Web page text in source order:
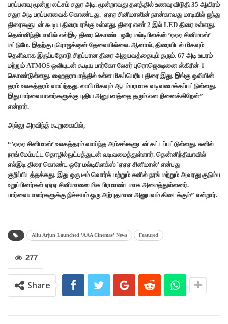
பரப்பளவு மூன்று லட்சம் சதுர அடி. மூன்றாவது தளத்தில் உணவு விடுதி 35 ஆயிரம்
சதுர அடி பரப்பளவைக் கொண்டது. ஏஏஏ சினிமாஸின் நான்காவது மாடியில் ஐந்து
திரைகளுடன் கூடிய திரையரங்கு உள்ளது. திரை எண் 2 இல் LED திரை உள்ளது.
தென்னிந்தியாவில் எல்இடி திரை கொண்ட ஒரே மல்டிபிளக்ஸ் ’ஏஏஏ சினிமாஸ்’
மட்டுமே. இதற்கு புரொஜக்‌ஷன் தேவையில்லை. ஆனால், திரையிடல் மிகவும்
தெளிவாக இருப்பதோடு சிறப்பான திரை அனுபவத்தையும் தரும். 67 அடி உயரம்
மற்றும் ATMOS ஒலியுடன் கூடிய பார்கோ லேசர் புரொஜெக்ஷனை ஸ்கிரீன்-1
கொண்டுள்ளது. ஹைதராபாத்தில் உள்ள மிகப்பெரிய திரை இது. இங்கு ஒலியின்
தரம் உலகத்தரம் வாய்ந்தது. லாபி மிகவும் ஆடம்பரமாக வடிவமைக்கப்பட்டுள்ளது.
இது பார்வையாளர்களுக்கு புதிய அனுபவத்தை தரும் என நினைக்கிறேன்”
என்றார்.
அல்லு அரவிந்த் கூறுகையில்,
“’ஏஏஏ சினிமாஸ்’ உலகத்தரம் வாய்ந்த அம்சங்களுடன் கட்டப்பட்டுள்ளது. சுனில்
நரங் மேம்பட்ட தொழில்நுட்பத்துடன் வடிவமைத்துள்ளார். தென்னிந்தியாவில்
எல்இடி திரை கொண்ட ஒரே மல்டிபிளக்ஸ் ’ஏஏஏ சினிமாஸ்’ என்பது
குறிப்பிடத்தக்கது. இது ஒரு டீம் வொர்க் மற்றும் சுனில் நரங் மற்றும் அவரது குடும்ப
உறுப்பினர்கள் ஏஏஏ சினிமாஸை மிக பிரமாண்டமாக அமைத்துள்ளனர்.
பார்வையாளர்களுக்கு நிச்சயம் ஒரு அற்புதமான அனுபவம் கிடைக்கும்” என்றார்.
Allu Arjun Launched 'AAA Cinemas' News Featured
277
Share